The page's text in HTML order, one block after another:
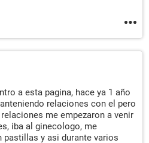
a esta pagina, hace ya 1 año
relaciones con el pero
me empezaron a venir
iba al ginecologo, me
pastillas y asi durante varios